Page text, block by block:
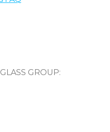
GROUP: